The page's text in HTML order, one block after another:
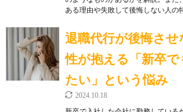
ある理由や失敗して後悔しない人の
退職代行が後悔さ
性が抱える「新卒
たい」という悩み
2024.10.18